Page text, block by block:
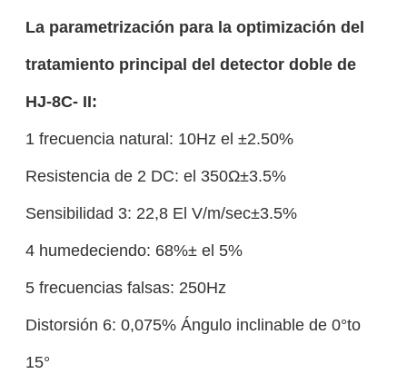
La parametrización para la optimización del
tratamiento principal del detector doble de
HJ-8C- II:
1 frecuencia natural: 10Hz el ±2.50%
Resistencia de 2 DC: el 350Ω±3.5%
Sensibilidad 3: 22,8 El V/m/sec±3.5%
4 humedeciendo: 68%± el 5%
5 frecuencias falsas: 250Hz
Distorsión 6: 0,075% Ángulo inclinable de 0°to
15°